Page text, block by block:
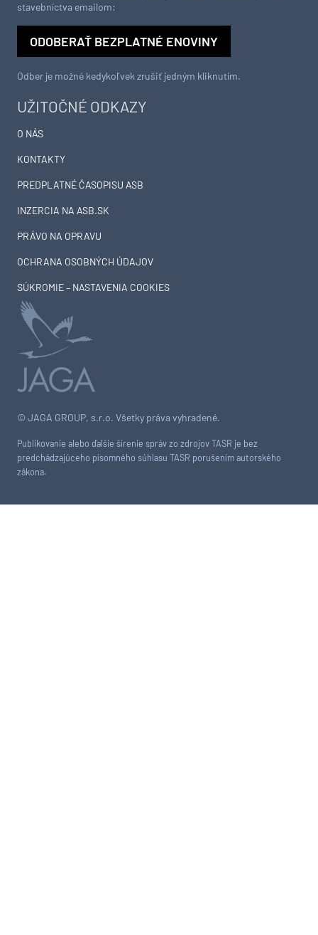
© JAGA GROUP, s.r.o. Všetky práva vyhradené.
Publikovanie alebo ďalšie šírenie správ zo zdrojov TASR je bez
predchádzajúceho písomného súhlasu TASR porušením autorského
zákona.
UŽITOČNÉ ODKAZY
O NÁS
KONTAKTY
PREDPLATNÉ ČASOPISU ASB
INZERCIA NA ASB.SK
PRÁVO NA OPRAVU
OCHRANA OSOBNÝCH ÚDAJOV
SÚKROMIE – NASTAVENIA COOKIES
stavebníctva emailom:
ODOBERAŤ BEZPLATNÉ ENOVINY
Odber je možné kedykoľvek zrušiť jedným kliknutím.